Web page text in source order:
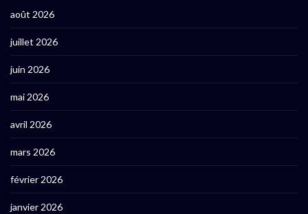
août 2026
juillet 2026
juin 2026
mai 2026
avril 2026
mars 2026
février 2026
janvier 2026